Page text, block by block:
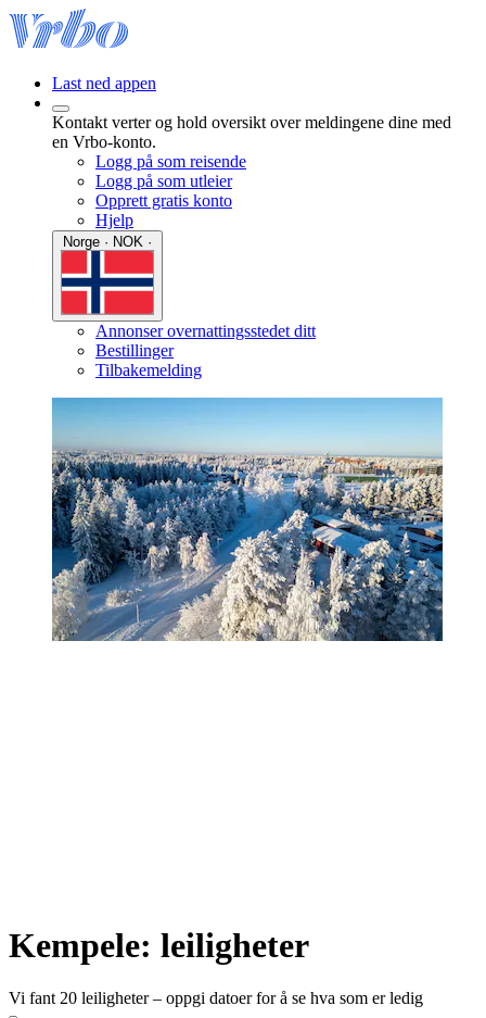
Last ned appen
Kontakt verter og hold oversikt over meldingene dine med
en Vrbo-konto.
Logg på som reisende
Logg på som utleier
Opprett gratis konto
Hjelp
Annonser overnattingsstedet ditt
Bestillinger
Tilbakemelding
Kempele: leiligheter
Vi fant 20 leiligheter – oppgi datoer for å se hva som er ledig